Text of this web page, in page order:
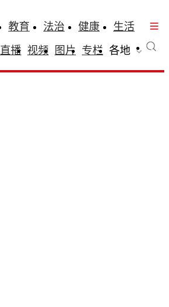
教育 法治 健康
生活
直播 视频 图片 专栏 各地